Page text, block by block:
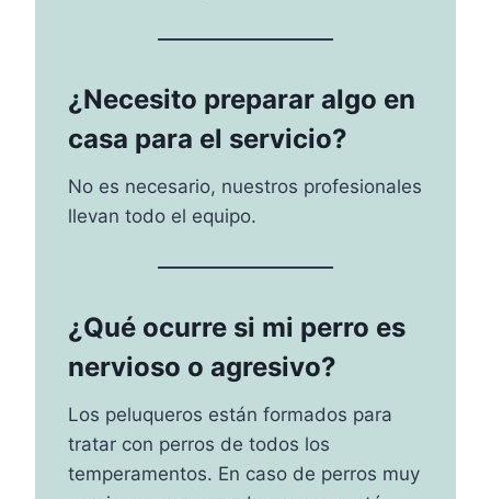
¿Necesito preparar algo en
casa para el servicio?
No es necesario, nuestros profesionales
llevan todo el equipo.
¿Qué ocurre si mi perro es
nervioso o agresivo?
Los peluqueros están formados para
tratar con perros de todos los
temperamentos. En caso de perros muy